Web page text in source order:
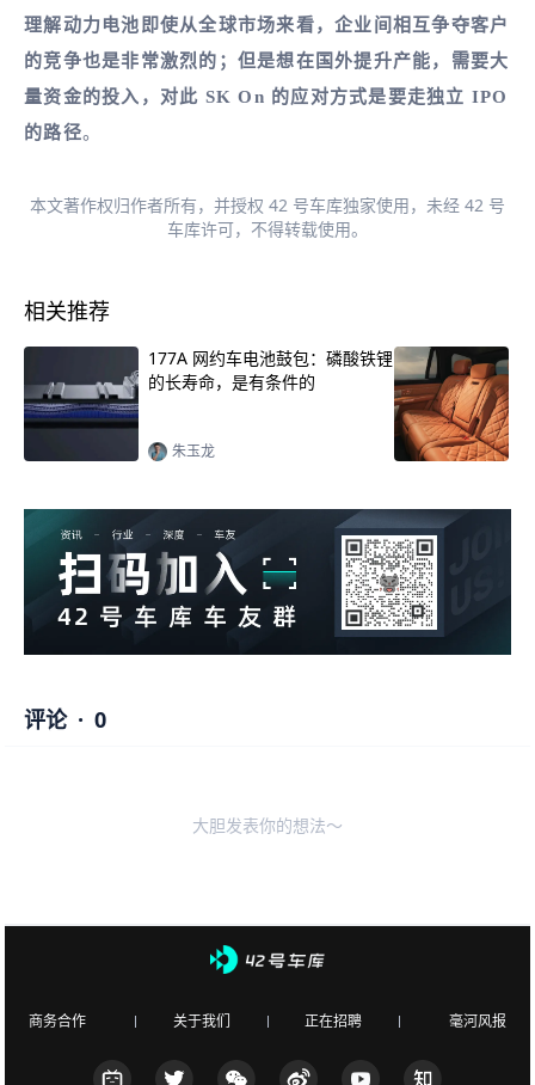
理解动力电池即使从全球市场来看，企业间相互争夺客户
的竞争也是非常激烈的；但是想在国外提升产能，需要大
量资金的投入，对此 SK On 的应对方式是要走独立 IPO
的路径。
本文著作权归作者所有，并授权 42 号车库独家使用，未经 42 号
车库许可，不得转载使用。
相关推荐
177A 网约车电池鼓包：磷酸铁锂
的长寿命，是有条件的
朱玉龙
评论 · 0
大胆发表你的想法～
商务合作 关于我们 正在招聘 毫河风报